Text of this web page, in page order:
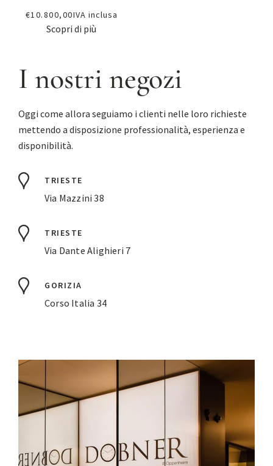
€10.800,00IVA inclusa
Scopri di più
I nostri negozi
Oggi come allora seguiamo i clienti nelle loro richieste
mettendo a disposizione professionalità, esperienza e
disponibilità.
TRIESTE
Via Mazzini 38
TRIESTE
Via Dante Alighieri 7
GORIZIA
Corso Italia 34